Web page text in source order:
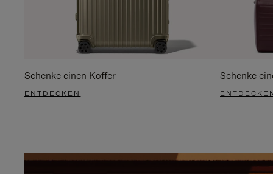
Schenke einen Koffer
ENTDECKEN
Schenke